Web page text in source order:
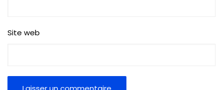
Site web